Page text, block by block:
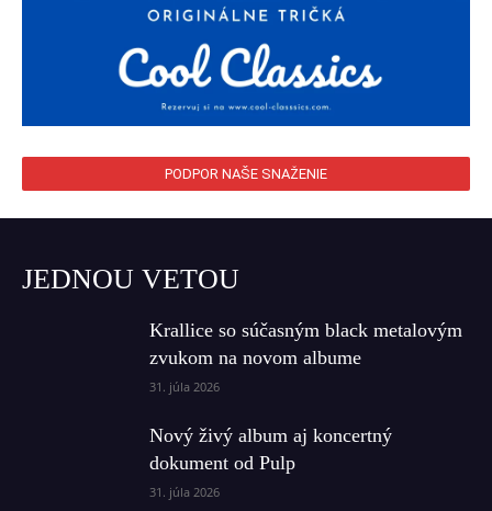
PODPOR NAŠE SNAŽENIE
JEDNOU VETOU
Krallice so súčasným black metalovým
zvukom na novom albume
31. júla 2026
Nový živý album aj koncertný
dokument od Pulp
31. júla 2026